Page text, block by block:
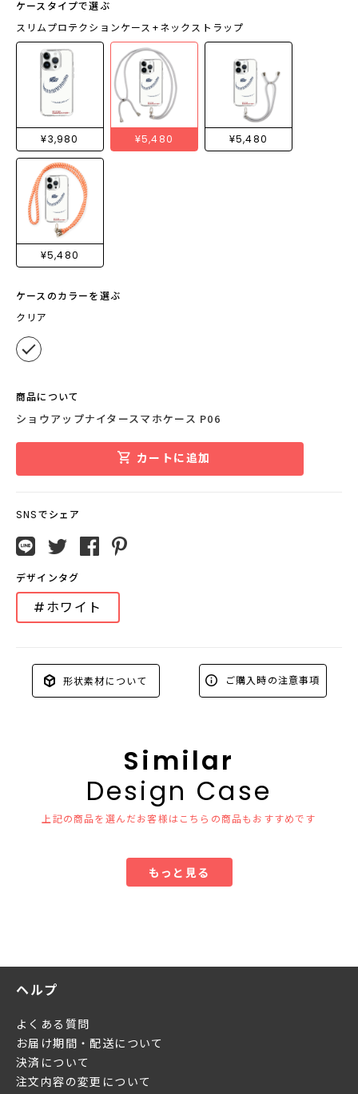
ケースタイプで選ぶ
スリムプロテクションケース+ネックストラップ
¥3,980 ¥5,480 ¥5,480
¥5,480
ケースのカラーを選ぶ
クリア
商品について
ショウアップナイタースマホケース P06
カートに追加
SNSでシェア
デザインタグ
#ホワイト
形状素材について ご購入時の注意事項
Similar
Design Case
上記の商品を選んだお客様はこちらの商品もおすすめです
もっと見る
ヘルプ
よくある質問
お届け期間・配送について
決済について
注文内容の変更について